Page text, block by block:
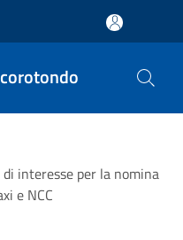
interesse per la nomina
e NCC